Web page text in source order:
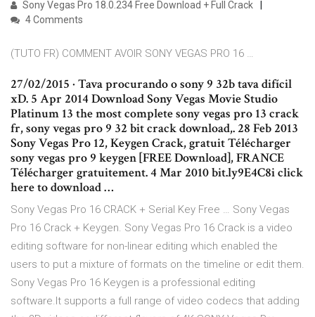
Sony Vegas Pro 18.0.234 Free Download + Full Crack
4 Comments
(TUTO FR) COMMENT AVOIR SONY VEGAS PRO 16 …
27/02/2015 · Tava procurando o sony 9 32b tava difícil
xD . 5 Apr 2014 Download Sony Vegas Movie Studio
Platinum 13 the most complete sony vegas pro 13 crack
fr, sony vegas pro 9 32 bit crack download,. 28 Feb 2013
Sony Vegas Pro 12, Keygen Crack, gratuit Télécharger
sony vegas pro 9 keygen [FREE Download], FRANCE
Télécharger gratuitement. 4 Mar 2010 bit.ly9E4C8i click
here to download …
Sony Vegas Pro 16 CRACK + Serial Key Free … Sony Vegas
Pro 16 Crack + Keygen. Sony Vegas Pro 16 Crack is a video
editing software for non-linear editing which enabled the
users to put a mixture of formats on the timeline or edit them.
Sony Vegas Pro 16 Keygen is a professional editing
software.It supports a full range of video codecs that adding